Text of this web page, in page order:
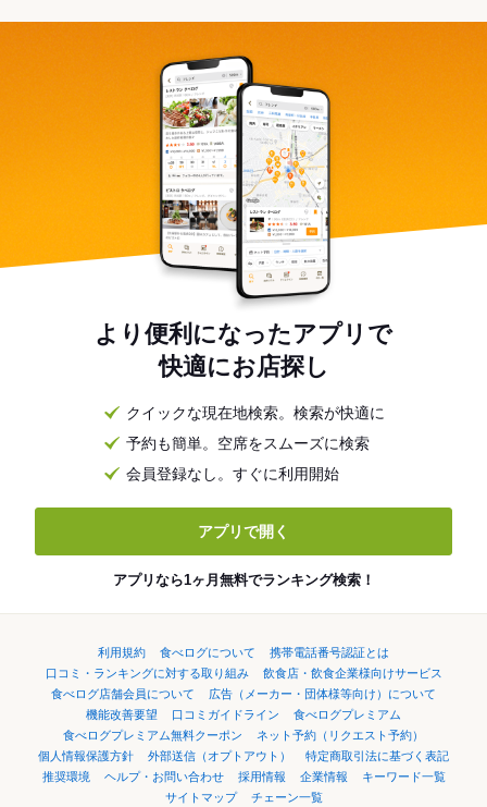
より便利になったアプリで
快適にお店探し
クイックな現在地検索。検索が快適に
予約も簡単。空席をスムーズに検索
会員登録なし。すぐに利用開始
アプリで開く
アプリなら1ヶ月無料でランキング検索！
利用規約 食べログについて
携帯電話番号認証とは
口コミ・ランキングに対する取り組み
飲食店・飲食企業様向けサービス
食べログ店舗会員について
広告（メーカー・団体様等向け）について
機能改善要望
口コミガイドライン
食べログプレミアム
食べログプレミアム無料クーポン
ネット予約（リクエスト予約）
個人情報保護方針
外部送信（オプトアウト）
特定商取引法に基づく表記
推奨環境
ヘルプ・お問い合わせ 採用情報 企業情報
キーワード一覧
サイトマップ
チェーン一覧